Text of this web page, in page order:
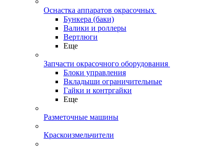
Оснастка аппаратов окрасочных
Бункера (баки)
Валики и роллеры
Вертлюги
Еще
Запчасти окрасочного оборудования
Блоки управления
Вкладыши ограничительные
Гайки и контргайки
Еще
Разметочные машины
Краскоизмельчители